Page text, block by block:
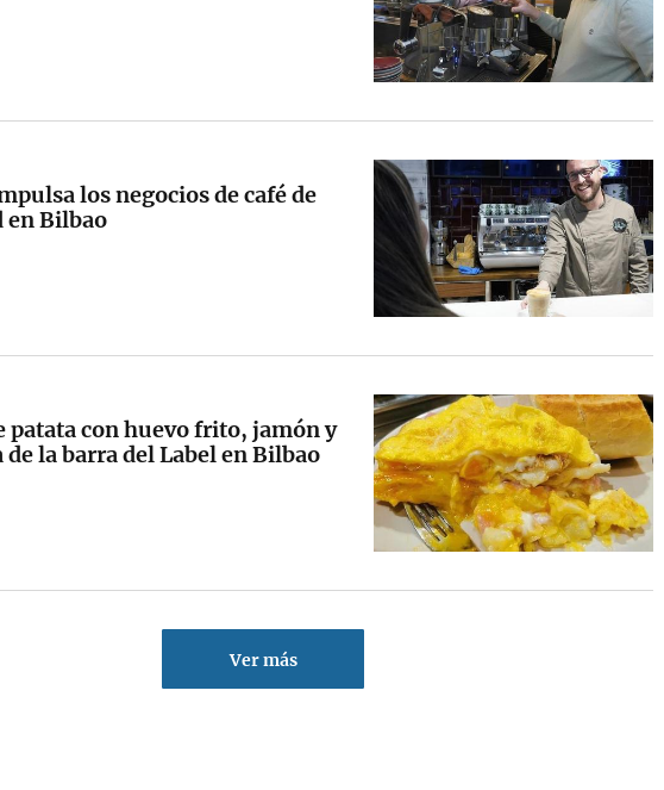
los negocios de café de
en Bilbao
patata con huevo frito, jamón y
la barra del Label en Bilbao
Ver más